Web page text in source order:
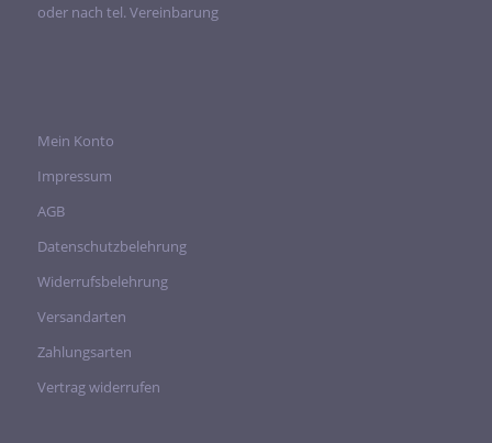
oder nach tel. Vereinbarung
Mein Konto
Impressum
AGB
Datenschutzbelehrung
Widerrufsbelehrung
Versandarten
Zahlungsarten
Vertrag widerrufen